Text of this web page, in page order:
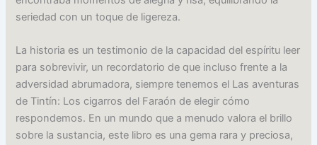
seriedad con un toque de ligereza.
La historia es un testimonio de la capacidad del espíritu leer
para sobrevivir, un recordatorio de que incluso frente a la
adversidad abrumadora, siempre tenemos el Las aventuras
de Tintín: Los cigarros del Faraón de elegir cómo
respondemos. En un mundo que a menudo valora el brillo
sobre la sustancia, este libro es una gema rara y preciosa,